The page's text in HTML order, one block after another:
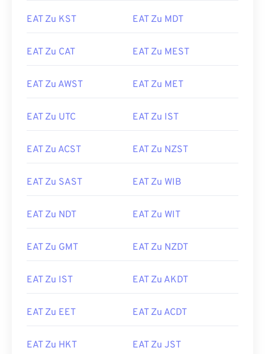
EAT Zu KST EAT Zu MDT
EAT Zu CAT EAT Zu MEST
EAT Zu AWST EAT Zu MET
EAT Zu UTC EAT Zu IST
EAT Zu ACST EAT Zu NZST
EAT Zu SAST EAT Zu WIB
EAT Zu NDT EAT Zu WIT
EAT Zu GMT EAT Zu NZDT
EAT Zu IST EAT Zu AKDT
EAT Zu EET EAT Zu ACDT
EAT Zu HKT EAT Zu JST